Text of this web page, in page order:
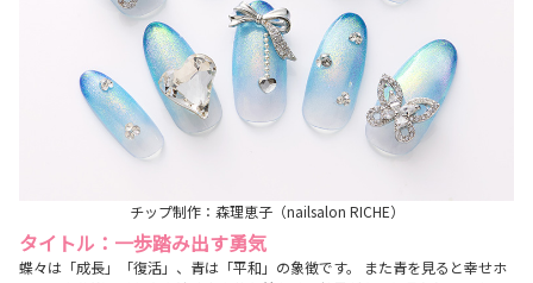
チップ制作：森理恵子（nailsalon RICHE）
タイトル：一歩踏み出す勇気
蝶々は「成長」「復活」、青は「平和」の象徴です。 また青を見ると幸せホ